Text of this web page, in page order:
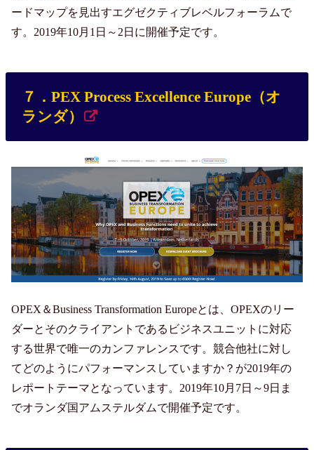
ードマップを見出すエグゼクティブレベルフォーラムで
す。2019年10月1日～2日に開催予定です。
７．PEX Process Excellence Europe（オ
ランダ）
OPEX＆Business Transformation Europeとは、OPEXのリー
ダーとそのクライアントであるビジネスユニットに対応
する世界で唯一のカンファレンスです。競合他社に対し
てどのようにパフォーマンスしていますか？が2019年の
レポートテーマとなっています。2019年10月7日～9日ま
でオランダ国アムステルダムで開催予定です。